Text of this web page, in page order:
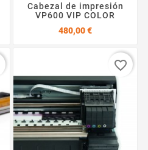
Cabezal de impresión
VP600 VIP COLOR
480,00 €Precio
favorite_border